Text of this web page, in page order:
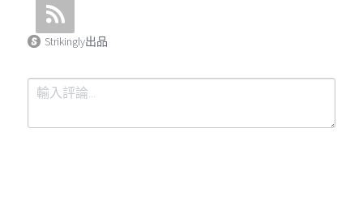
Strikingly出品